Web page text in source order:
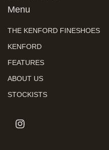
Menu
THE KENFORD FINESHOES
KENFORD
FEATURES
ABOUT US
STOCKISTS